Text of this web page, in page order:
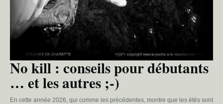
No kill : conseils pour débutants
… et les autres ;-)
En cette année 2026, qui comme les précédentes, montre que les étés sont